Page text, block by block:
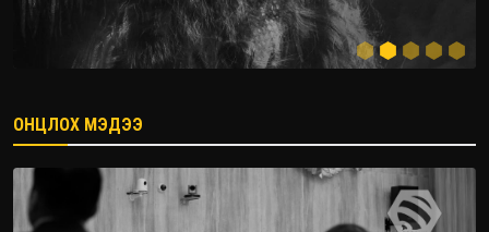
ОНЦЛОХ МЭДЭЭ